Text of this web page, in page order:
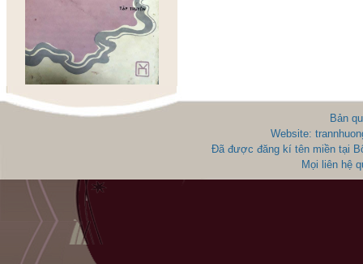
Bản
Website:
Đã được đăng kí tên miền tại
Mọi liên hệ